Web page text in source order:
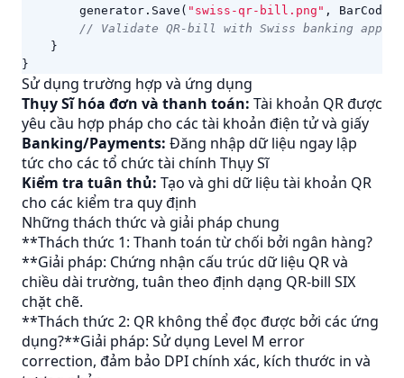
generator . Save ( "swiss-qr-bill.png" ,
// Validate QR-bill with Swiss banking app
}
}
Sử dụng trường hợp và ứng dụng
Thụy Sĩ hóa đơn và thanh toán: Tài khoản QR được
yêu cầu hợp pháp cho các tài khoản điện tử và giấy
Banking/Payments: Đăng nhập dữ liệu ngay lập
tức cho các tổ chức tài chính Thụy Sĩ
Kiểm tra tuân thủ: Tạo và ghi dữ liệu tài khoản QR
cho các kiểm tra quy định
Những thách thức và giải pháp chung
**Thách thức 1: Thanh toán từ chối bởi ngân hàng?
**Giải pháp: Chứng nhận cấu trúc dữ liệu QR và
chiều dài trường, tuân theo định dạng QR-bill SIX
chặt chẽ.
**Thách thức 2: QR không thể đọc được bởi các ứng
dụng?**Giải pháp: Sử dụng Level M error
correction, đảm bảo DPI chính xác, kích thước in và